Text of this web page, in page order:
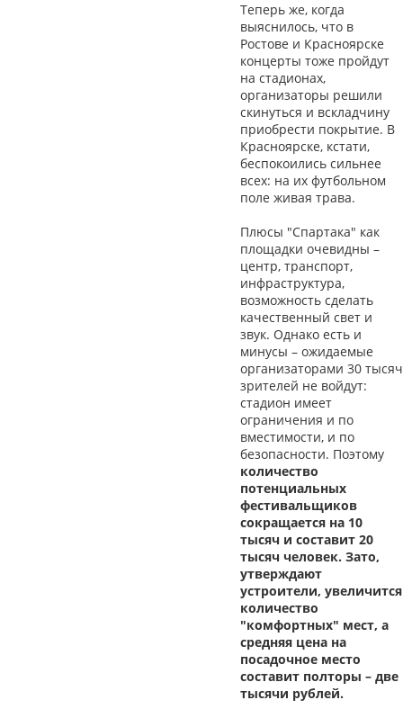
Теперь же, когда
выяснилось, что в
Ростове и Красноярске
концерты тоже пройдут
на стадионах,
организаторы решили
скинуться и вскладчину
приобрести покрытие. В
Красноярске, кстати,
беспокоились сильнее
всех: на их футбольном
поле живая трава.
Плюсы "Спартака" как
площадки очевидны –
центр, транспорт,
инфраструктура,
возможность сделать
качественный свет и
звук. Однако есть и
минусы – ожидаемые
организаторами 30 тысяч
зрителей не войдут:
стадион имеет
ограничения и по
вместимости, и по
безопасности. Поэтому
количество
потенциальных
фестивальщиков
сокращается на 10
тысяч и составит 20
тысяч человек. Зато,
утверждают
устроители, увеличится
количество
"комфортных" мест, а
средняя цена на
посадочное место
составит полторы – две
тысячи рублей.